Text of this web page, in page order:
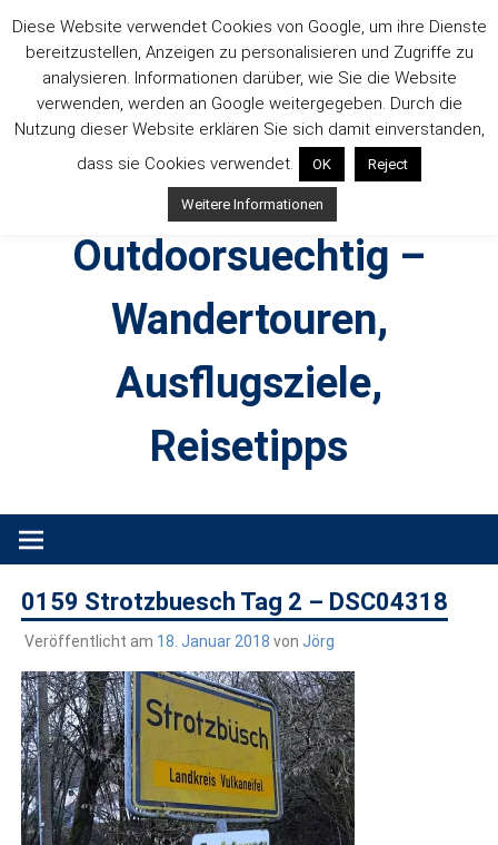
Inhalt
springen
Outdoorsuechtig –
Wandertouren,
Ausflugsziele,
Reisetipps
Produkttests und Buchrezensionen. Ein Blog für alle, die gern
0159 Strotzbuesch Tag 2 – DSC04318
Veröffentlicht am 18. Januar 2018 von Jörg
Diese Website verwendet Cookies von Google, um ihre Dienste
bereitzustellen, Anzeigen zu personalisieren und Zugriffe zu
analysieren. Informationen darüber, wie Sie die Website
verwenden, werden an Google weitergegeben. Durch die
Nutzung dieser Website erklären Sie sich damit einverstanden,
dass sie Cookies verwendet.
OK Reject
Weitere Informationen